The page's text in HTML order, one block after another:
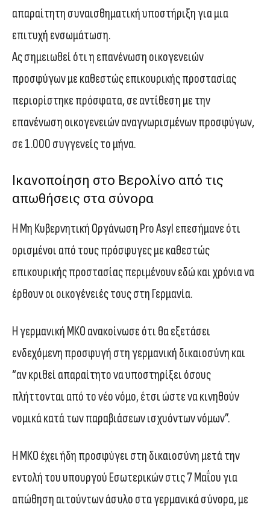
απαραίτητη συναισθηματική υποστήριξη για μια
επιτυχή ενσωμάτωση.
Ας σημειωθεί ότι η επανένωση οικογενειών
προσφύγων με καθεστώς επικουρικής προστασίας
περιορίστηκε πρόσφατα, σε αντίθεση με την
επανένωση οικογενειών αναγνωρισμένων προσφύγων,
σε 1.000 συγγενείς το μήνα.
Ικανοποίηση στο Βερολίνο από τις
απωθήσεις στα σύνορα
Η Μη Κυβερνητική Οργάνωση Pro Asyl επεσήμανε ότι
ορισμένοι από τους πρόσφυγες με καθεστώς
επικουρικής προστασίας περιμένουν εδώ και χρόνια να
έρθουν οι οικογένειές τους στη Γερμανία.
Η γερμανική ΜΚΟ ανακοίνωσε ότι θα εξετάσει
ενδεχόμενη προσφυγή στη γερμανική δικαιοσύνη και
“αν κριθεί απαραίτητο να υποστηρίξει όσους
πλήττονται από το νέο νόμο, έτσι ώστε να κινηθούν
νομικά κατά των παραβιάσεων ισχυόντων νόμων”.
Η ΜΚΟ έχει ήδη προσφύγει στη δικαιοσύνη μετά την
εντολή του υπουργού Εσωτερικών στις 7 Μαΐου για
απώθηση αιτούντων άσυλο στα γερμανικά σύνορα, με